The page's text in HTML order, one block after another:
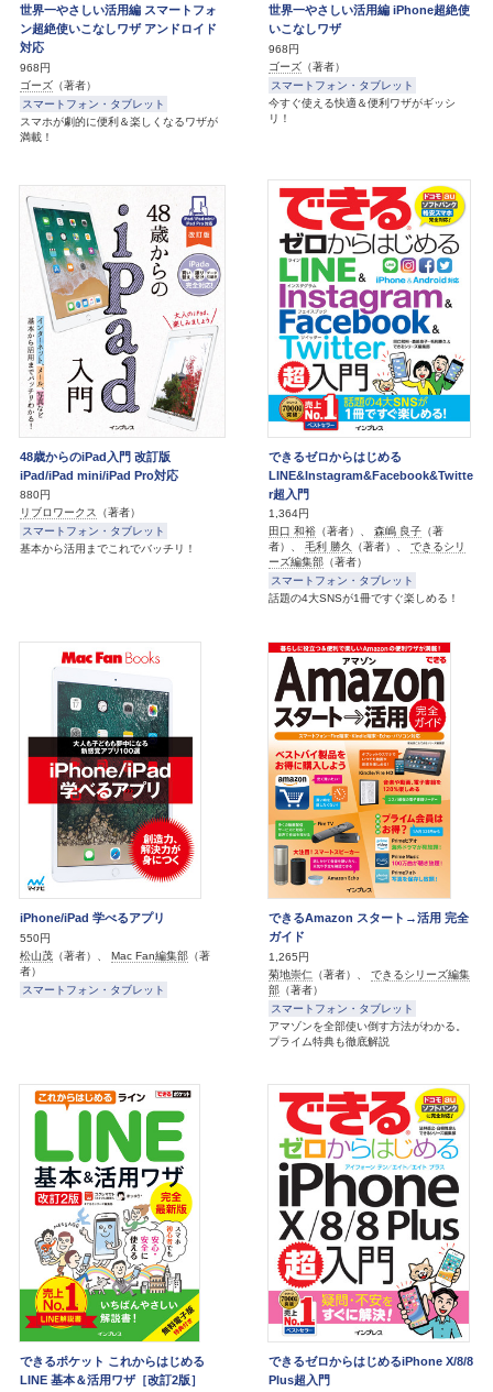
世界一やさしい活用編 スマートフォ
ン超絶使いこなしワザ アンドロイド
対応
968円
ゴーズ （著者）
スマートフォン・タブレット
スマホが劇的に便利＆楽しくなるワザが
満載！
世界一やさしい活用編 iPhone超絶使
いこなしワザ
968円
ゴーズ （著者）
スマートフォン・タブレット
今すぐ使える快適＆便利ワザがギッシ
リ！
48歳からのiPad入門 改訂版
iPad/iPad mini/iPad Pro対応
880円
リブロワークス （著者）
スマートフォン・タブレット
基本から活用までこれでバッチリ！
できるゼロからはじめる
LINE&Instagram&Facebook&Twitte
r超入門
1,364円
田口 和裕 （著者）、 森嶋 良子 （著
者）、 毛利 勝久 （著者）、 できるシリ
ーズ編集部 （著者）
スマートフォン・タブレット
話題の4大SNSが1冊ですぐ楽しめる！
iPhone/iPad 学べるアプリ
550円
松山茂 （著者）、 Mac Fan編集部 （著
者）
スマートフォン・タブレット
できるAmazon スタート→活用 完全
ガイド
1,265円
菊地崇仁 （著者）、 できるシリーズ編集
部 （著者）
スマートフォン・タブレット
アマゾンを全部使い倒す方法がわかる。
プライム特典も徹底解説
できるポケット これからはじめる
LINE 基本＆活用ワザ［改訂2版］
できるゼロからはじめるiPhone X/8/8
Plus超入門